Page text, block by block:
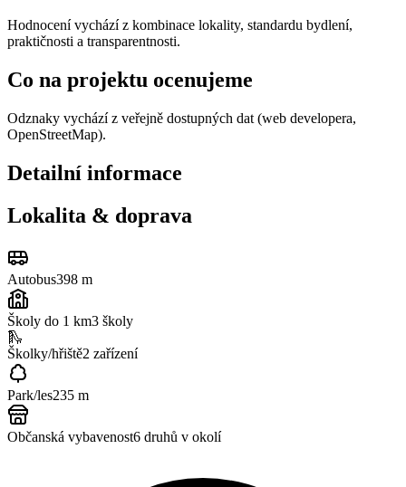
Hodnocení vychází z kombinace lokality, standardu bydlení,
praktičnosti a transparentnosti.
Co na projektu ocenujeme
Odznaky vychází z veřejně dostupných dat (web developera,
OpenStreetMap).
Detailní informace
Lokalita & doprava
Autobus398 m
Školy do 1 km3 školy
🛝
Školky/hřiště2 zařízení
Park/les235 m
Občanská vybavenost6 druhů v okolí